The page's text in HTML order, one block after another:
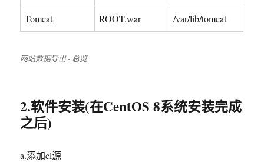
Tomcat ROOT.war /var/lib/tomcat
网站数据导出 - 总览
2.软件安装(在CentOS 8系统安装完成
之后)
a.添加el源